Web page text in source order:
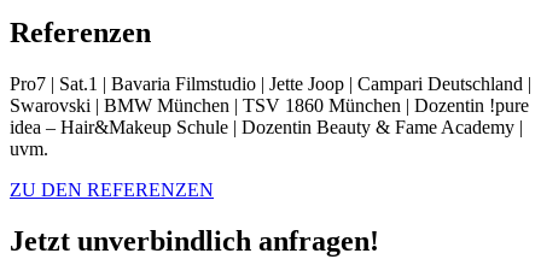
Referenzen
Pro7 | Sat.1 | Bavaria Filmstudio | Jette Joop | Campari Deutschland |
Swarovski | BMW München | TSV 1860 München | Dozentin !pure
idea – Hair&Makeup Schule | Dozentin Beauty & Fame Academy |
uvm.
ZU DEN REFERENZEN
Jetzt unverbindlich anfragen!